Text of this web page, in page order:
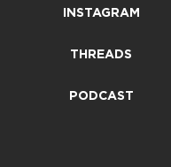
INSTAGRAM
THREADS
PODCAST